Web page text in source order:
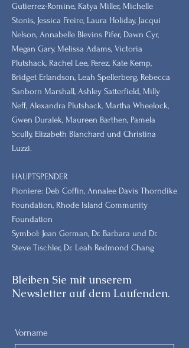
Gutierrez-Romine, Katya Miller, Michelle
Stonis, Jessica Freire, Laura Holiday, Jacqui
Nelson, Annabelle Blevins Pifer, Dawn Cyr,
Megan Gary, Melissa Adams, Victoria
Plutshack, Rachel Lee, Perez, Kate Kemp,
Bridget Erlandson, Leah Spellerberg, Rebecca
Sanborn Marshall, Ashley Satterfield, Milly
Neff, Alexandra Plutshack, Martha Wheelock,
Gwen Duralek, Maureen Barthen, Pamela
Scully, Elizabeth Blanchard und Christina
Luzzi.
HAUPTSPENDER
Pioniere: Deb Coffin, Annalee Davis Thorndike
Foundation, Rhode Island Community
Foundation
Symbol: Jean German, Dr. Barbara und Dr.
Steve Tischler, Dr. Leah Redmond Chang
Bleiben Sie mit unserem
Newsletter auf dem Laufenden.
Vorname